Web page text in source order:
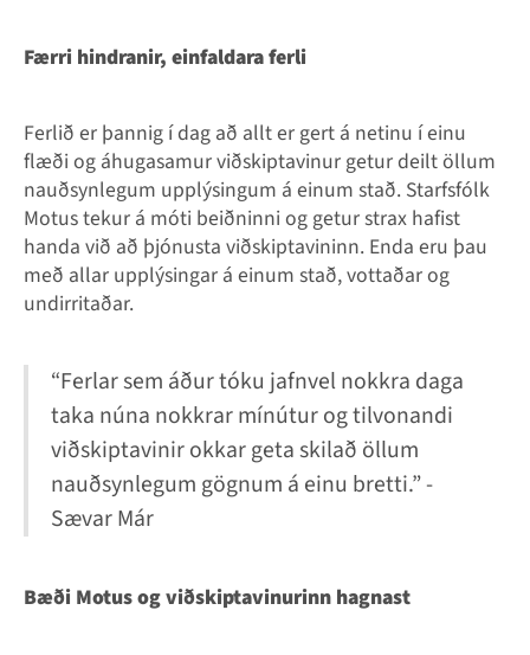
Færri hindranir, einfaldara ferli
Ferlið er þannig í dag að allt er gert á netinu í einu
flæði og áhugasamur viðskiptavinur getur deilt öllum
nauðsynlegum upplýsingum á einum stað. Starfsfólk
Motus tekur á móti beiðninni og getur strax hafist
handa við að þjónusta viðskiptavininn. Enda eru þau
með allar upplýsingar á einum stað, vottaðar og
undirritaðar.
“Ferlar sem áður tóku jafnvel nokkra daga
taka núna nokkrar mínútur og tilvonandi
viðskiptavinir okkar geta skilað öllum
nauðsynlegum gögnum á einu bretti.” -
Sævar Már
Bæði Motus og viðskiptavinurinn hagnast